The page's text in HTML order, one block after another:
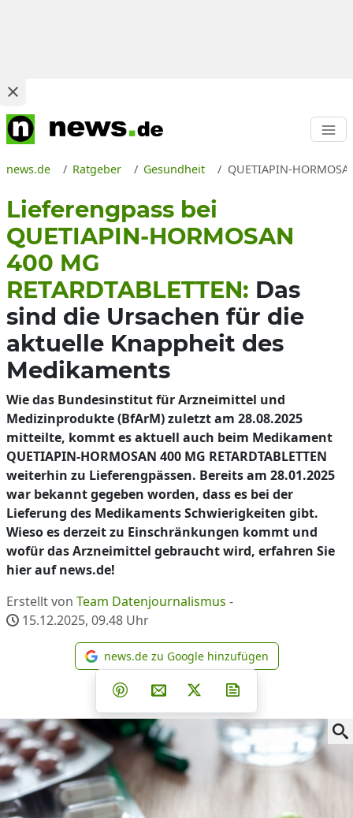
news.de Ratgeber Gesundheit QUETIAPIN-
Lieferengpass bei
QUETIAPIN-HORMOSAN
400 MG
RETARDTABLETTEN: Das
sind die Ursachen für die
aktuelle Knappheit des
Medikaments
Wie das Bundesinstitut für Arzneimittel und
Medizinprodukte (BfArM) zuletzt am 28.08.2025
mitteilte, kommt es aktuell auch beim Medikament
QUETIAPIN-HORMOSAN 400 MG RETARDTABLETTEN
weiterhin zu Lieferengpässen. Bereits am 28.01.2025
war bekannt gegeben worden, dass es bei der
Lieferung des Medikaments Schwierigkeiten gibt.
Wieso es derzeit zu Einschränkungen kommt und
wofür das Arzneimittel gebraucht wird, erfahren Sie
hier auf news.de!
Erstellt von Team Datenjournalismus -
15.12.2025, 09.48 Uhr
news.de zu Google
news.de zu Google hinzufügen
Teilen auf Facebook
Teilen auf Whatsapp
Teilen auf Telegram
Teilen auf Pinterest
Per E-Mail teilen
Post auf X